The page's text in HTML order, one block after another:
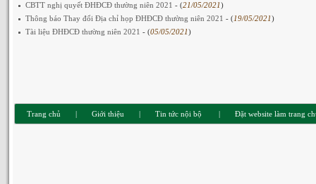
CBTT nghị quyết ĐHĐCĐ thường niên 2021 - (21/05/2021)
Thông báo Thay đổi Địa chỉ họp ĐHĐCĐ thường niên 2021 - (19/05/2021)
Tài liệu ĐHĐCĐ thường niên 2021 - (05/05/2021)
Trang chủ | Giới thiệu | Tin tức nội bộ | Đặt website làm trang